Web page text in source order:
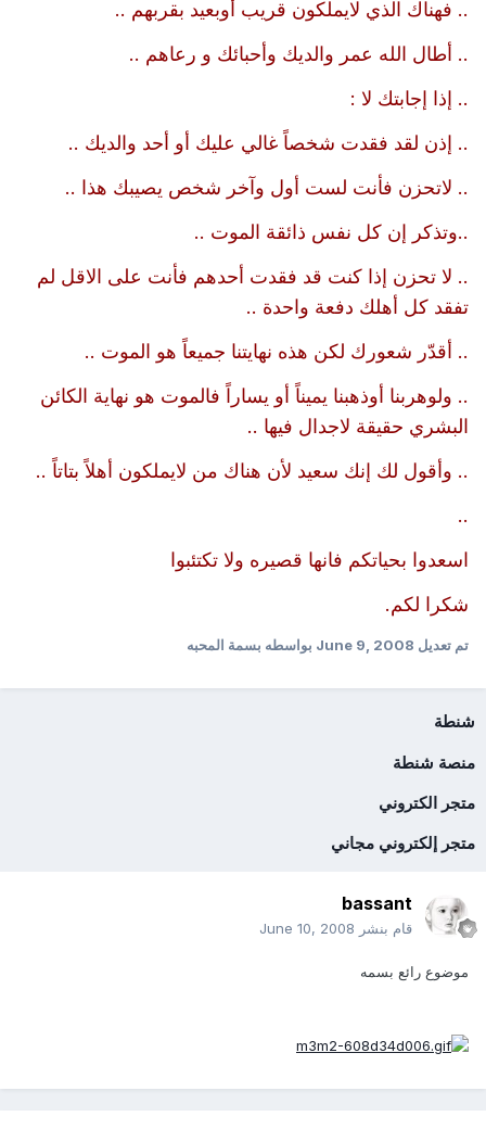
.. فهناك الذي لايملكون قريب أوبعيد بقربهم ..
.. أطال الله عمر والديك وأحبائك و رعاهم ..
.. إذا إجابتك لا :
.. إذن لقد فقدت شخصاً غالي عليك أو أحد والديك ..
.. لاتحزن فأنت لست أول وآخر شخص يصيبك هذا ..
..وتذكر إن كل نفس ذائقة الموت ..
.. لا تحزن إذا كنت قد فقدت أحدهم فأنت على الاقل لم
تفقد كل أهلك دفعة واحدة ..
.. أقدّر شعورك لكن هذه نهايتنا جميعاً هو الموت ..
.. ولوهربنا أوذهبنا يميناً أو يساراً فالموت هو نهاية الكائن
البشري حقيقة لاجدال فيها ..
.. وأقول لك إنك سعيد لأن هناك من لايملكون أهلاً بتاتاً ..
..
اسعدوا بحياتكم فانها قصيره ولا تكتئبوا
شكرا لكم.
تم تعديلJune 9, 2008بواسطه بسمة المحبه
شنطة
منصة شنطة
متجر الكتروني
متجر إلكتروني مجاني
bassant
قام بنشر June 10, 2008
موضوع رائع بسمه